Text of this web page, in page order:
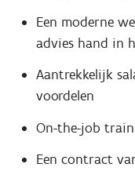
Een moderne
advies hand in
Aantrekkelijk
voordelen
On-the-job
Een contract